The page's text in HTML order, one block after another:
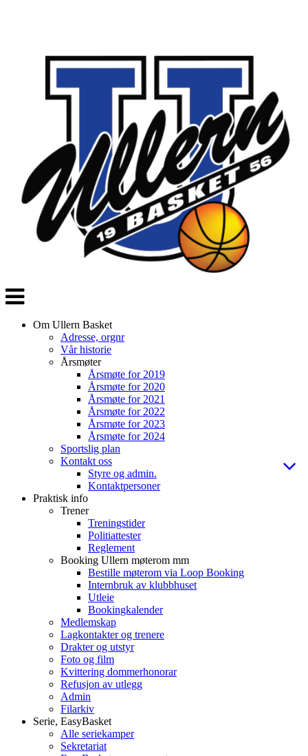
Veksle
navigasjon
Om Ullern Basket
Adresse, orgnr
Vår historie
Årsmøter
Årsmøte for 2019
Årsmøte for 2020
Årsmøte for 2021
Årsmøte for 2022
Årsmøte for 2023
Årsmøte for 2024
Sportslig plan
Kontakt oss
Styre og admin.
Kontaktpersoner
Praktisk info
Trener
Treningstider
Politiattester
Reglement
Booking Ullern møterom mm
Bestille møterom via Loop Booking
Internbruk av klubbhuset
Utleie
Bookingkalender
Medlemskap
Lagkontakter og trenere
Drakter og utstyr
Foto og film
Kvittering dommerhonorar
Refusjon av utlegg
Admin
Filarkiv
Serie, EasyBasket
Alle seriekamper
Sekretariat